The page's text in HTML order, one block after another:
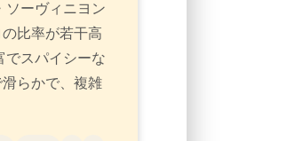
ソーヴィニヨン
比率が若干高
でスパイシーな
らかで、複雑